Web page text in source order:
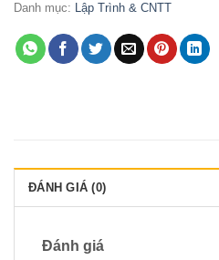
Danh mục: Lập Trình & CNTT
ĐÁNH GIÁ (0)
Đánh giá